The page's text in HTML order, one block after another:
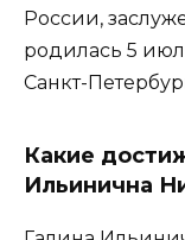
России,
родилась 5
Санкт-
Какие
Ильинична